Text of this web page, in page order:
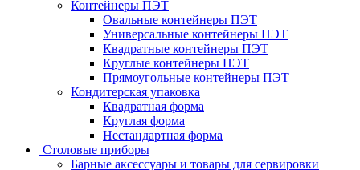
Контейнеры ПЭТ
Овальные контейнеры ПЭТ
Универсальные контейнеры ПЭТ
Квадратные контейнеры ПЭТ
Круглые контейнеры ПЭТ
Прямоугольные контейнеры ПЭТ
Кондитерская упаковка
Квадратная форма
Круглая форма
Нестандартная форма
Столовые приборы
Барные аксессуары и товары для сервировки